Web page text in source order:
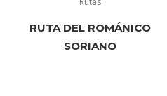
RUTA DEL ROMÁNICO
SORIANO